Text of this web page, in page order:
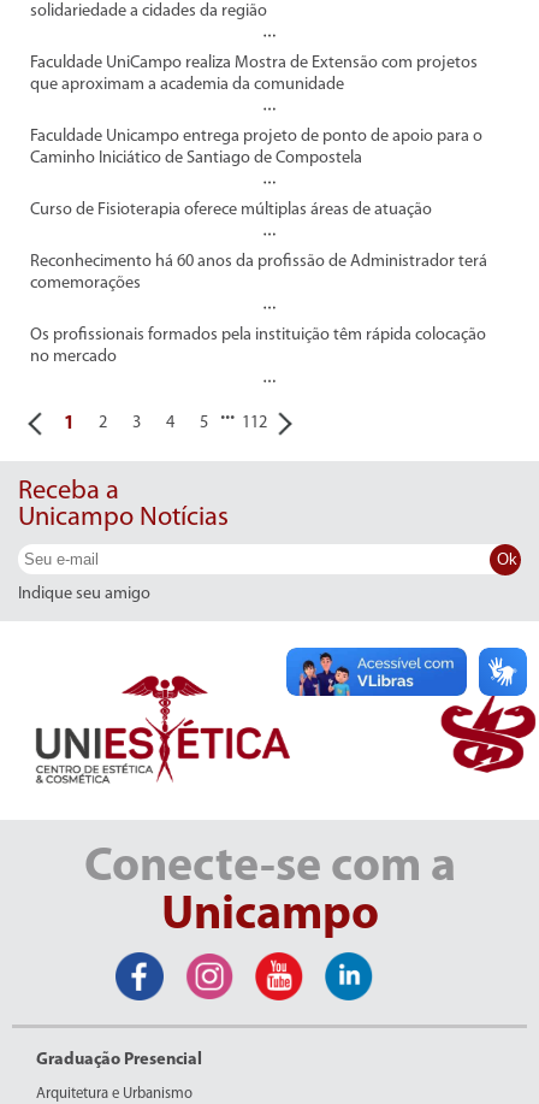
solidariedade a cidades da região
Faculdade UniCampo realiza Mostra de Extensão com projetos
que aproximam a academia da comunidade
Faculdade Unicampo entrega projeto de ponto de apoio para o
Caminho Iniciático de Santiago de Compostela
Curso de Fisioterapia oferece múltiplas áreas de atuação
Reconhecimento há 60 anos da profissão de Administrador terá
comemorações
Os profissionais formados pela instituição têm rápida colocação
no mercado
1 2 3 4 5 ... 112
Receba a
Unicampo Notícias
Ok
Indique seu amigo
Conecte-se com a
Unicampo
Graduação Presencial
Arquitetura e Urbanismo